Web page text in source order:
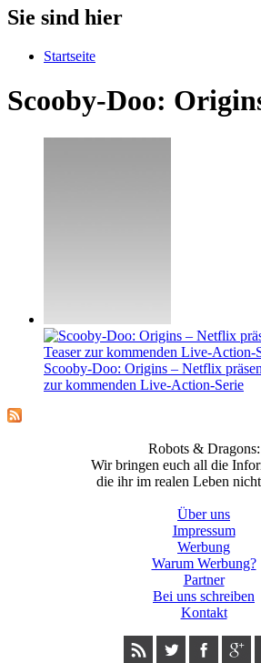
Sie sind hier
Startseite
Scooby-Doo:
Scooby-Doo: Origins – Netflix
zur kommenden Live-Action-Serie
Robots & Dragons:
Wir bringen euch all die
die ihr im realen Leben
Über uns
Impressum
Werbung
Warum Werbung?
Partner
Bei uns schreiben
Kontakt